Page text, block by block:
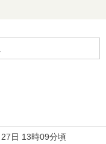
日 13時09分頃